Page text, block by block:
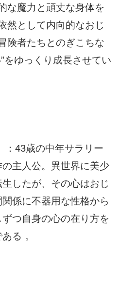
な魔力と頑丈な身体を
然として内向的なおじ
険者たちとのぎこちな
をゆっくり成長させてい
：43歳の中年サラリー
主人公。異世界に美少
したが、その心はおじ
係に不器用な性格から
つ自身の心の在り方を
る 。